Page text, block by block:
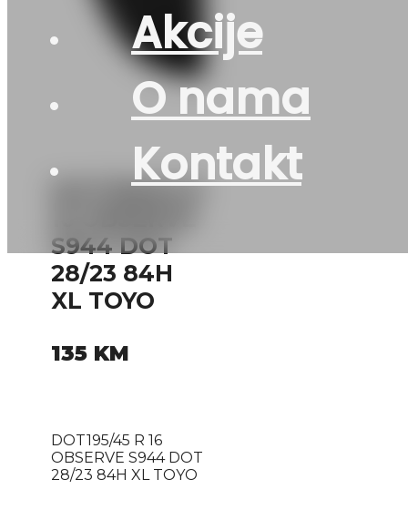
Akcije
O nama
Kontakt
DOT195/45 R
S944 DOT
28/23 84H
XL TOYO
135 KM
DOT195/45 R 16
OBSERVE S944 DOT
28/23 84H XL TOYO